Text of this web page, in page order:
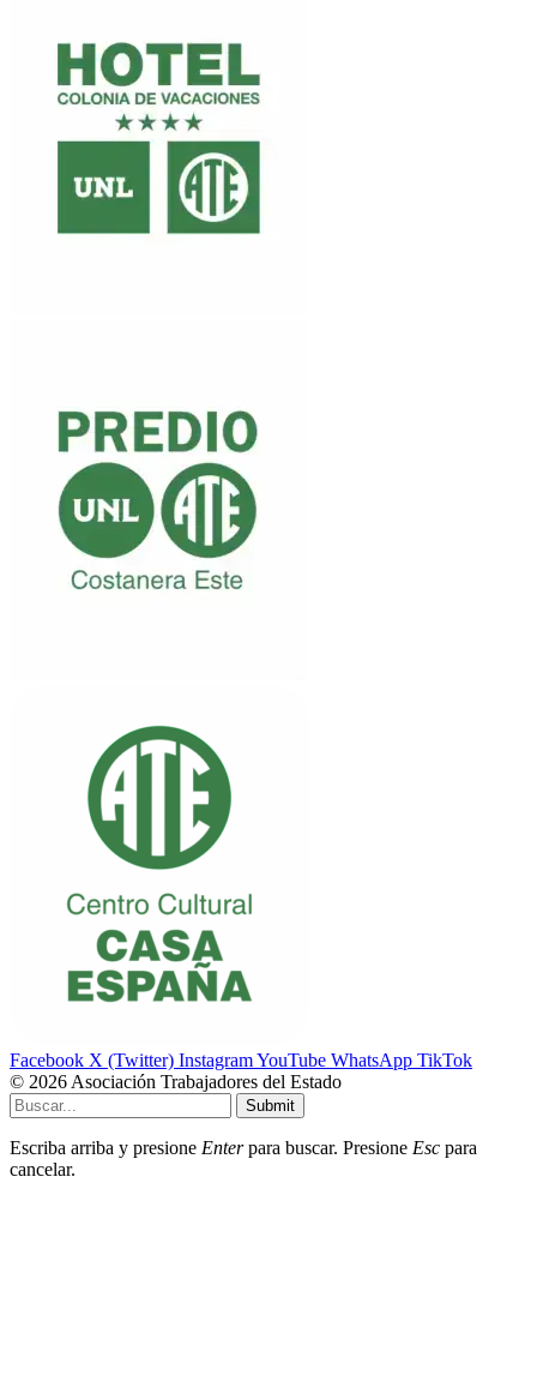
Facebook X (Twitter) InstagramYouTube WhatsApp TikTok
© 2026 Asociación Trabajadores del Estado
Submit
Escriba arriba y presione Enterpara buscar. Presione Esc para
cancelar.